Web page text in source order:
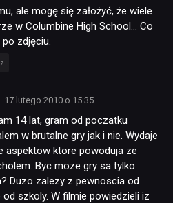
ale mogę się założyć, że wiele
w Columbine High School… Co
zdjęciu.
17 lutego 2010 o 15:35
14 lat, gram od poczatku
w brutalne gry jak i nie. Wydaje
aspektow ktore powoduja ze
Byc moze gry sa tylko
Duzo zalezy z pewnoscia od
szkoly. W filmie powiedzieli iz